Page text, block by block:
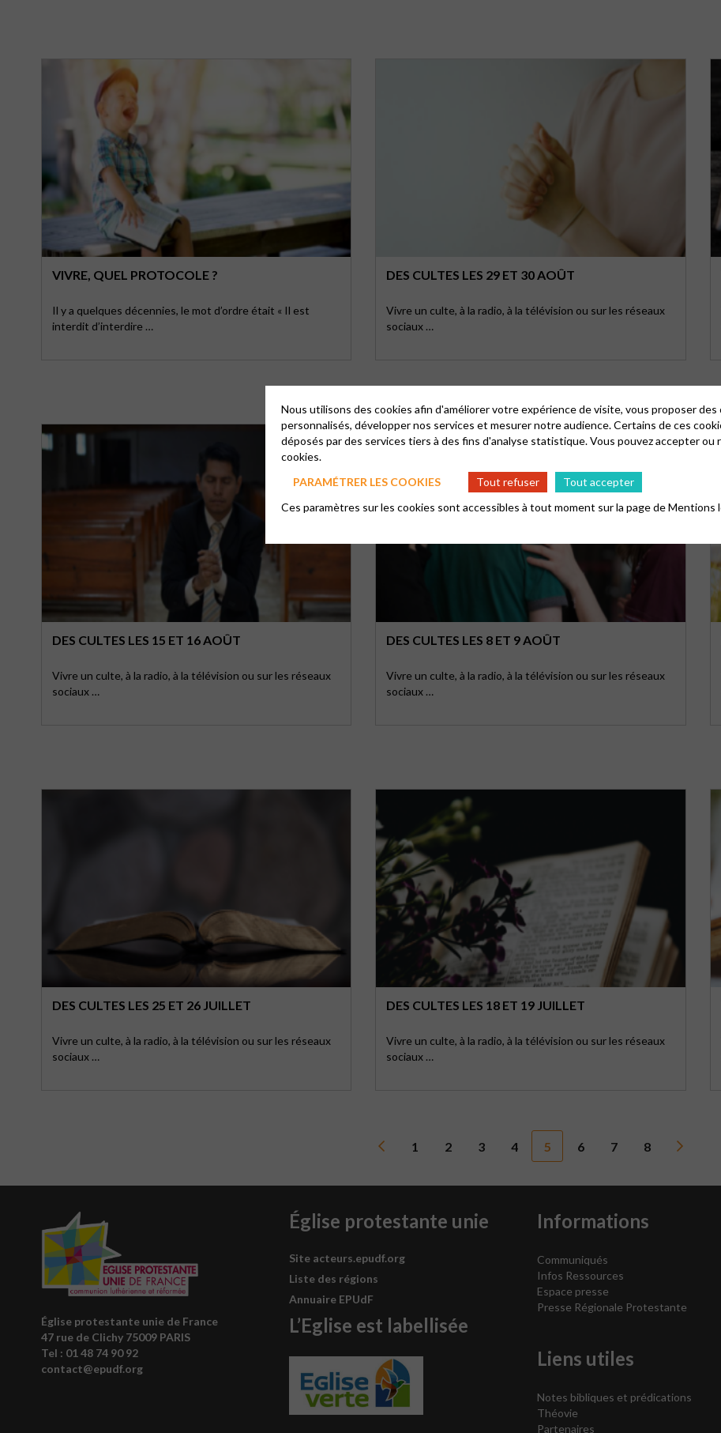
VIVRE, QUEL PROTOCOLE ?
Il y a quelques décennies, le mot d’ordre était « Il est
interdit d’interdire …
DES CULTES LES 29 ET 30 AOÛT
Vivre un culte, à la radio, à la télévision ou sur les réseaux
sociaux …
DES CULTES LES 15 ET 16 AOÛT
Vivre un culte, à la radio, à la télévision ou sur les réseaux
sociaux …
DES CULTES LES 8 ET 9 AOÛT
Vivre un culte, à la radio, à la télévision ou sur les réseaux
sociaux …
DES CULTES LES 25 ET 26 JUILLET
Vivre un culte, à la radio, à la télévision ou sur les réseaux
sociaux …
DES CULTES LES 18 ET 19 JUILLET
Vivre un culte, à la radio, à la télévision ou sur les réseaux
sociaux …
1 2 3 4 5 6 7 8
Église protestante unie de France
47 rue de Clichy 75009 PARIS
Tel : 01 48 74 90 92
contact@epudf.org
Église protestante unie
Site acteurs.epudf.org
Liste des régions
Annuaire EPUdF
L’Eglise est labellisée
Informations
Communiqués
Infos Ressources
Espace presse
Presse Régionale Protestante
Liens utiles
Notes bibliques et prédications
Théovie
Partenaires
Nous utilisons des cookies afin d'améliorer votre expérience de visite, vous proposer des
personnalisés, développer nos services et mesurer notre audience. Certains de ces
déposés par des services tiers à des fins d'analyse statistique. Vous pouvez accepter ou
cookies.
PARAMÉTRER LES COOKIES
Tout refuser
Tout accepter
Ces paramètres sur les cookies sont accessibles à tout moment sur la page deMentions